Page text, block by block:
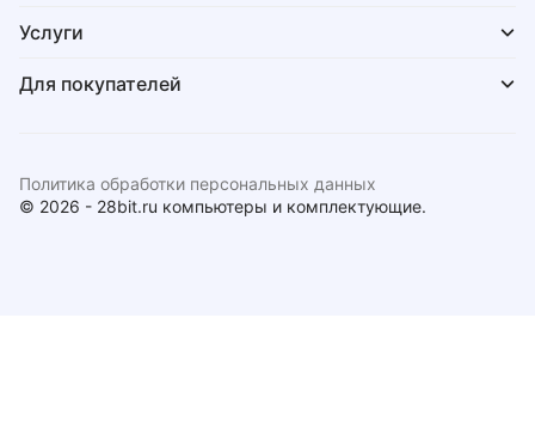
Услуги
Для покупателей
© 2026 - 28bit.ru компьютеры и комплектующие.
Политика обработки персональных данных